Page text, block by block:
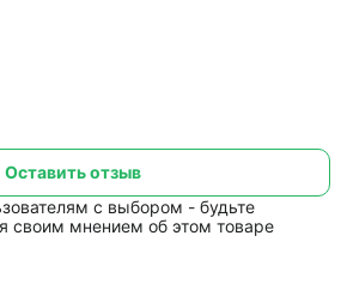
с выбором - будьте
своим мнением об этом товаре
Оставить отзыв